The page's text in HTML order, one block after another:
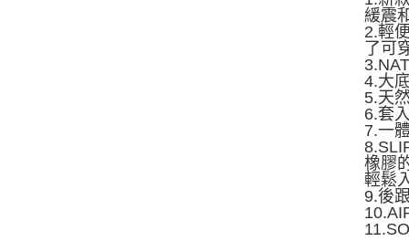
緩震
2.輕
了可
4.大
5.天
6.套
7.一
橡膠
輕鬆
9.後